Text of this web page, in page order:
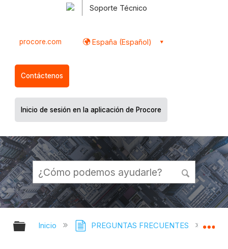
Soporte Técnico
procore.com España (Español)
Contáctenos
Inicio de sesión en la aplicación de Procore
Expandir/contraer jerarquía global
Inicio PREGUNTAS FRECUENTES